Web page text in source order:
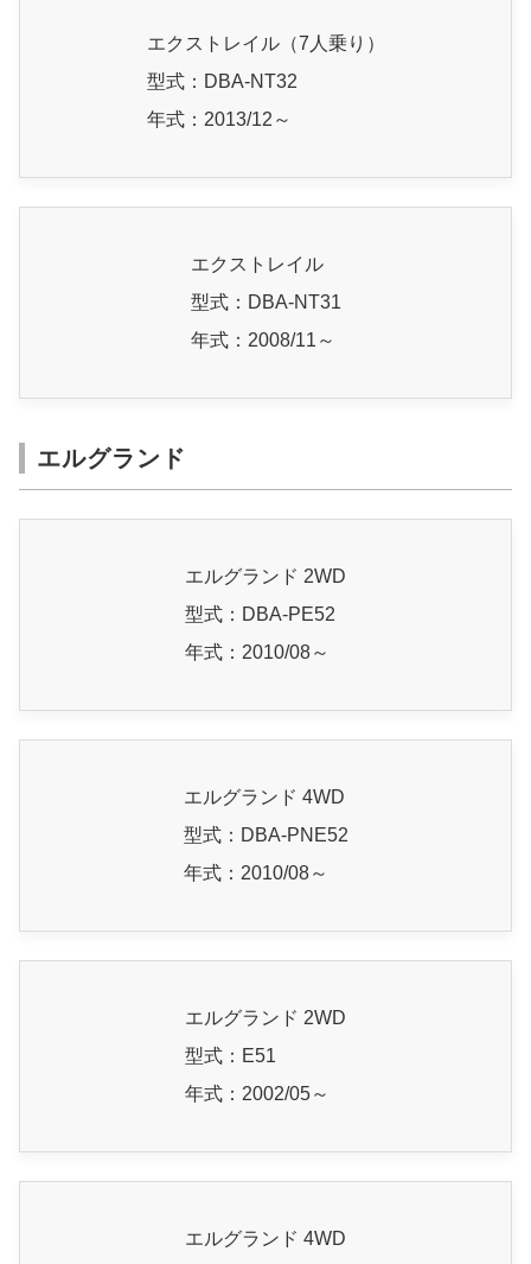
エクストレイル（7人乗り）
型式：DBA-NT32
年式：2013/12～
エクストレイル
型式：DBA-NT31
年式：2008/11～
エルグランド
エルグランド 2WD
型式：DBA-PE52
年式：2010/08～
エルグランド 4WD
型式：DBA-PNE52
年式：2010/08～
エルグランド 2WD
型式：E51
年式：2002/05～
エルグランド 4WD